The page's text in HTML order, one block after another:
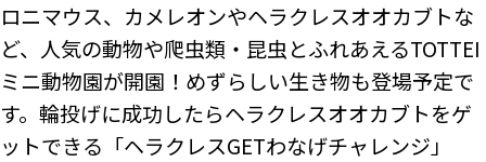
ロニマウス、カメレオンやヘラクレスオオカブトな
ど、人気の動物や爬虫類・昆虫とふれあえるTOTTEI
ミニ動物園が開園！めずらしい生き物も登場予定で
す。輪投げに成功したらヘラクレスオオカブトをゲ
ットできる「ヘラクレスGETわなげチャレンジ」